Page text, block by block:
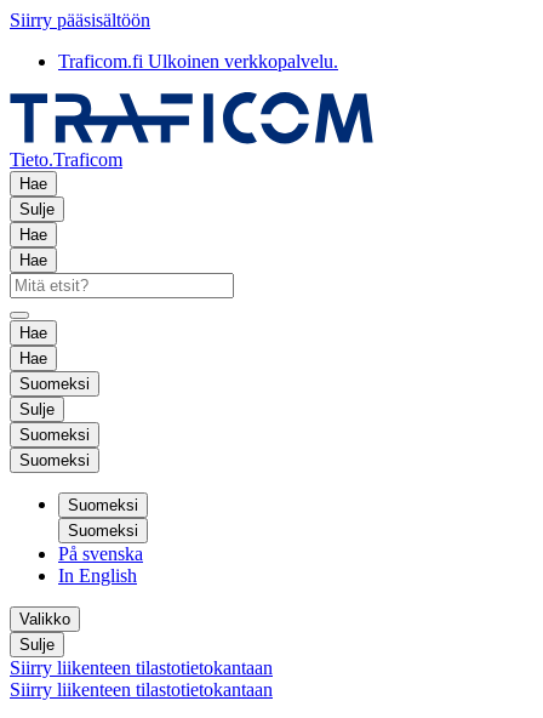
Siirry pääsisältöön
Traficom.fi Ulkoinen verkkopalvelu.
Tieto.Traficom
Hae
Sulje
Hae
Hae
Hae
Hae
Suomeksi
Sulje
Suomeksi
Suomeksi
Suomeksi
Suomeksi
På svenska
In English
Valikko
Sulje
Siirry liikenteen tilastotietokantaan
Siirry liikenteen tilastotietokantaan